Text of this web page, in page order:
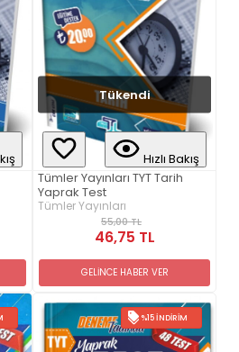
Tükendi
Hızlı Bakış
Tümler Yayınları TYT Tarih
Yaprak Test
Tümler Yayınları
55,00 TL
46,75 TL
GELİNCE HABER VER
%15 İNDIRIM